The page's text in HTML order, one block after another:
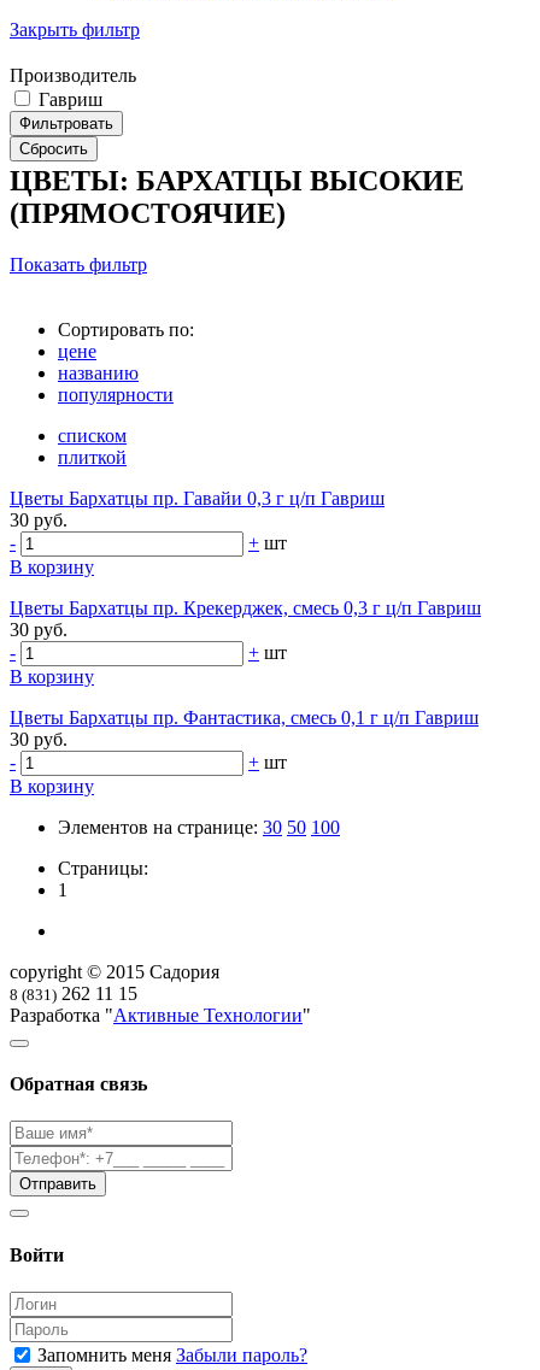
Закрыть фильтр
Производитель
Гавриш
ЦВЕТЫ: БАРХАТЦЫ ВЫСОКИЕ
(ПРЯМОСТОЯЧИЕ)
Показать фильтр
Сортировать по:
цене
названию
популярности
списком
плиткой
Цветы Бархатцы пр. Гавайи 0,3 г ц/п Гавриш
30 руб.
-
+ шт
В корзину
Цветы Бархатцы пр. Крекерджек, смесь 0,3 г ц/п Гавриш
30 руб.
-
+ шт
В корзину
Цветы Бархатцы пр. Фантастика, смесь 0,1 г ц/п Гавриш
30 руб.
-
+ шт
В корзину
Элементов на странице: 30 50 100
Страницы:
1
copyright © 2015 Садория
8 (831) 262 11 15
Разработка "Активные Технологии"
Обратная связь
Войти
Запомнить меня Забыли пароль?